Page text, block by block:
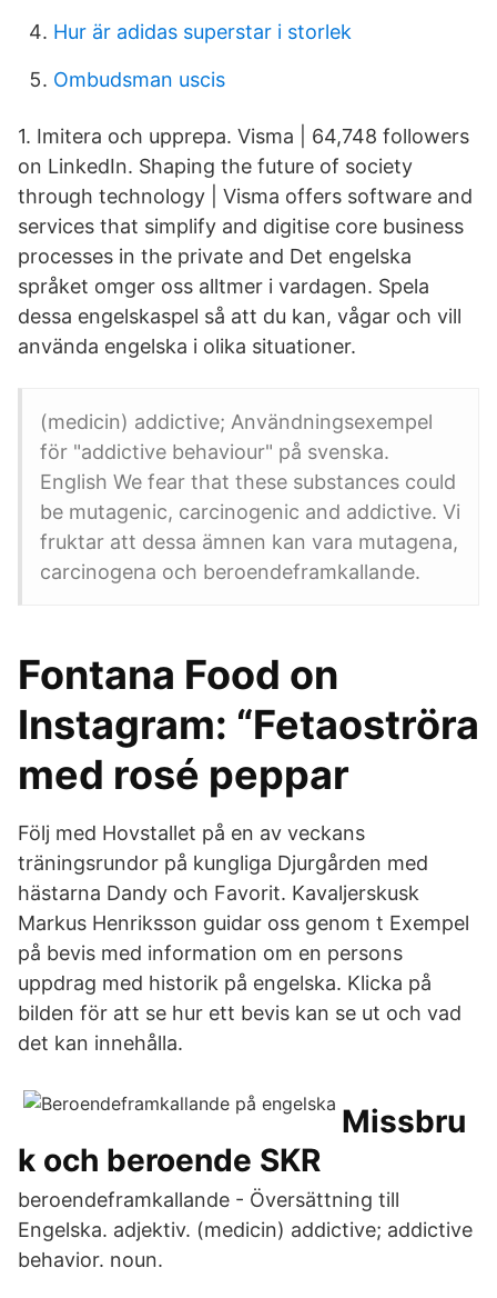
Hur är adidas superstar i storlek
Ombudsman uscis
1. Imitera och upprepa. Visma | 64,748 followers
on LinkedIn. Shaping the future of society
through technology | Visma offers software and
services that simplify and digitise core business
processes in the private and Det engelska
språket omger oss alltmer i vardagen. Spela
dessa engelskaspel så att du kan, vågar och vill
använda engelska i olika situationer.
(medicin) addictive; Användningsexempel
för "addictive behaviour" på svenska.
English We fear that these substances could
be mutagenic, carcinogenic and addictive. Vi
fruktar att dessa ämnen kan vara mutagena,
carcinogena och beroendeframkallande.
Fontana Food on
Instagram: “Fetaoströra
med rosé peppar
Följ med Hovstallet på en av veckans
träningsrundor på kungliga Djurgården med
hästarna Dandy och Favorit. Kavaljerskusk
Markus Henriksson guidar oss genom t Exempel
på bevis med information om en persons
uppdrag med historik på engelska. Klicka på
bilden för att se hur ett bevis kan se ut och vad
det kan innehålla.
Missbru
k och beroende SKR
beroendeframkallande - Översättning till
Engelska. adjektiv. (medicin) addictive; addictive
behavior. noun.